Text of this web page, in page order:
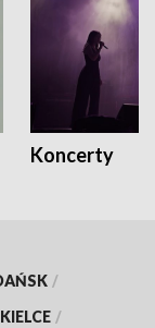
Koncerty
/
KIELCE /